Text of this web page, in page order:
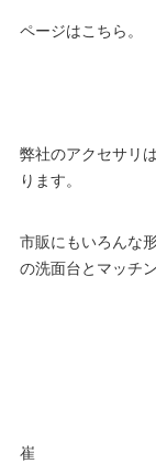
ページはこちら 。
弊社のアクセサリ
ります。
市販にもいろんな
の洗面台とマッチ
崔